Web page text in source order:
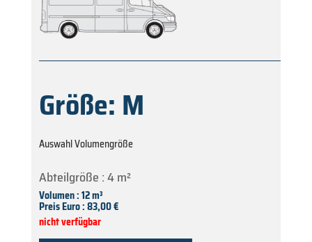
Größe: M
Auswahl Volumengröße
Abteilgröße : 4 m²
Volumen : 12 m³
Preis Euro : 83,00 €
nicht verfügbar